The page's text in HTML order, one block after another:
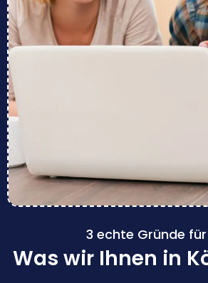
3 echte Gründe
Was wir Ihnen in